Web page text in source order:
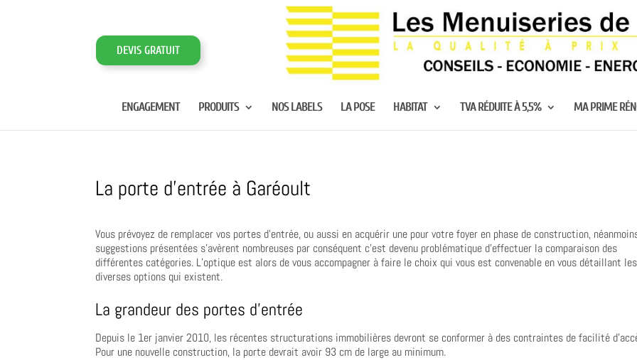
DEVIS GRATUIT
ENGAGEMENT PRODUITS NOS LABELS LA POSE HABITAT TVA RÉDUITE À 5,5% MA PRIME
La porte d’entrée à Garéoult
Vous prévoyez de remplacer vos portes d’entrée, ou aussi en acquérir une pour votre foyer en phase de construction,
suggestions présentées s’avèrent nombreuses par conséquent c’est devenu problématique d’effectuer la comparaison des
différentes catégories. L’optique est alors de vous accompagner à faire le choix qui vous est convenable en vous détaillant les
diverses options qui existent.
La grandeur des portes d’entrée
Depuis le 1er janvier 2010, les récentes structurations immobilières devront se conformer à des contraintes de facilité
Pour une nouvelle construction, la porte devrait avoir 93 cm de large au minimum.